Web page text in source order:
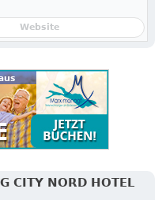
Website
CITY NORD HOTEL